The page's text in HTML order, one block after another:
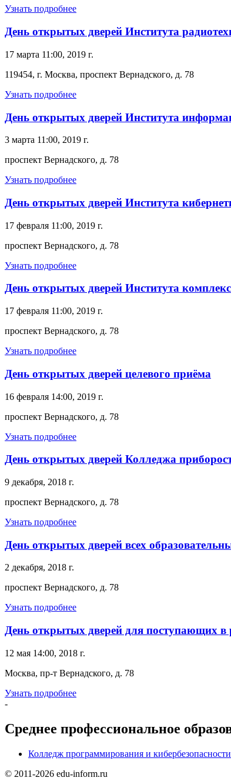
Узнать подробнее
День открытых дверей Института
17 марта 11:00, 2019 г.
119454, г. Москва, проспект Вернадского, д. 78
Узнать подробнее
День открытых дверей Института
3 марта 11:00, 2019 г.
проспект Вернадского, д. 78
Узнать подробнее
День открытых дверей Института
17 февраля 11:00, 2019 г.
проспект Вернадского, д. 78
Узнать подробнее
День открытых дверей Института
17 февраля 11:00, 2019 г.
проспект Вернадского, д. 78
Узнать подробнее
День открытых дверей целевого приёма
16 февраля 14:00, 2019 г.
проспект Вернадского, д. 78
Узнать подробнее
День открытых дверей Колледжа
9 декабря, 2018 г.
проспект Вернадского, д. 78
Узнать подробнее
День открытых дверей всех
2 декабря, 2018 г.
проспект Вернадского, д. 78
Узнать подробнее
День открытых дверей для поступающих в
12 мая 14:00, 2018 г.
Москва, пр-т Вернадского, д. 78
Узнать подробнее
-
Среднее профессиональное
Колледж программирования и
© 2011-2026 edu-inform.ru